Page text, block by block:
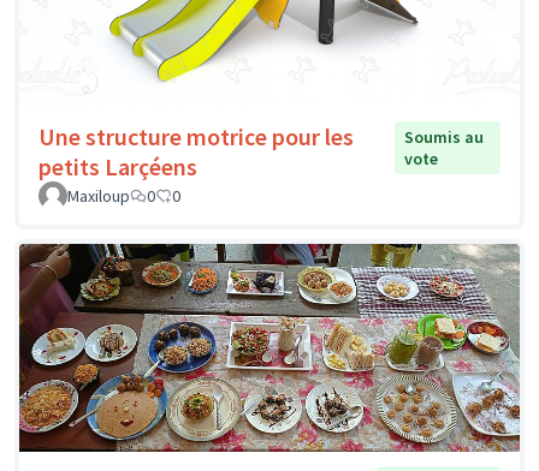
Une structure motrice pour les
petits Larçéens
Soumis au
vote
Maxiloup
0 0